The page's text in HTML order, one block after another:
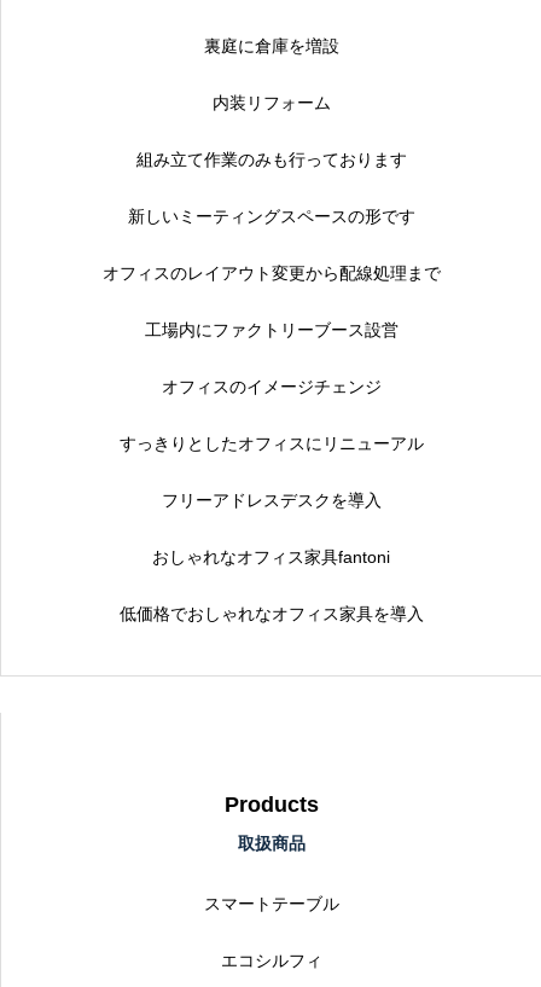
裏庭に倉庫を増設
内装リフォーム
組み立て作業のみも行っております
新しいミーティングスペースの形です
オフィスのレイアウト変更から配線処理まで
工場内にファクトリーブース設営
オフィスのイメージチェンジ
すっきりとしたオフィスにリニューアル
フリーアドレスデスクを導入
おしゃれなオフィス家具fantoni
低価格でおしゃれなオフィス家具を導入
Products
取扱商品
スマートテーブル
エコシルフィ